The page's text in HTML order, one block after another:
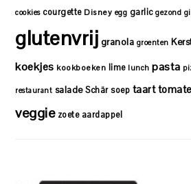
cookies courgette Disney egg garlic gezond
glutenvrij granola groenten
koekjes kookboeken lime lunch pasta
restaurant salade Schär soep taart
veggie zoete aardappel